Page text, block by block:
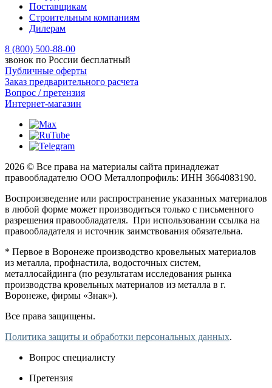
Поставщикам
Строительным компаниям
Дилерам
8 (800) 500-88-00
звонок по России бесплатный
Публичные оферты
Заказ предварительного расчета
Вопрос / претензия
Интернет-магазин
2026 © Все права на материалы сайта принадлежат
правообладателю ООО Металлопрофиль: ИНН 3664083190.
Воспроизведение или распространение указанных материалов
в любой форме может производиться только с письменного
разрешения правообладателя. При использовании ссылка на
правообладателя и источник заимствования обязательна.
* Первое в Воронеже производство кровельных материалов
из металла, профнастила, водосточных систем,
металлосайдинга (по результатам исследования рынка
производства кровельных материалов из металла в г.
Воронеже, фирмы «Знак»).
Все права защищены.
Политика защиты и обработки персональных данных.
Вопрос специалисту
Претензия